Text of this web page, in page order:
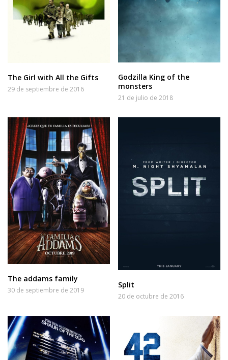
The Girl with All the Gifts
29 de septiembre de 2016
Godzilla King of the
monsters
21 de julio de 2018
The addams family
30 de septiembre de 2019
Split
20 de octubre de 2016